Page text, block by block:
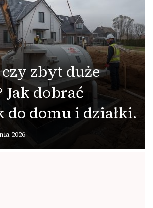
czy zbyt duże
Jak dobrać
domu i działki.
2026